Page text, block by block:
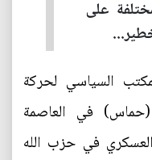
على
السياسي لحركة
(حماس) في العاصمة
العسكري في حزب الله